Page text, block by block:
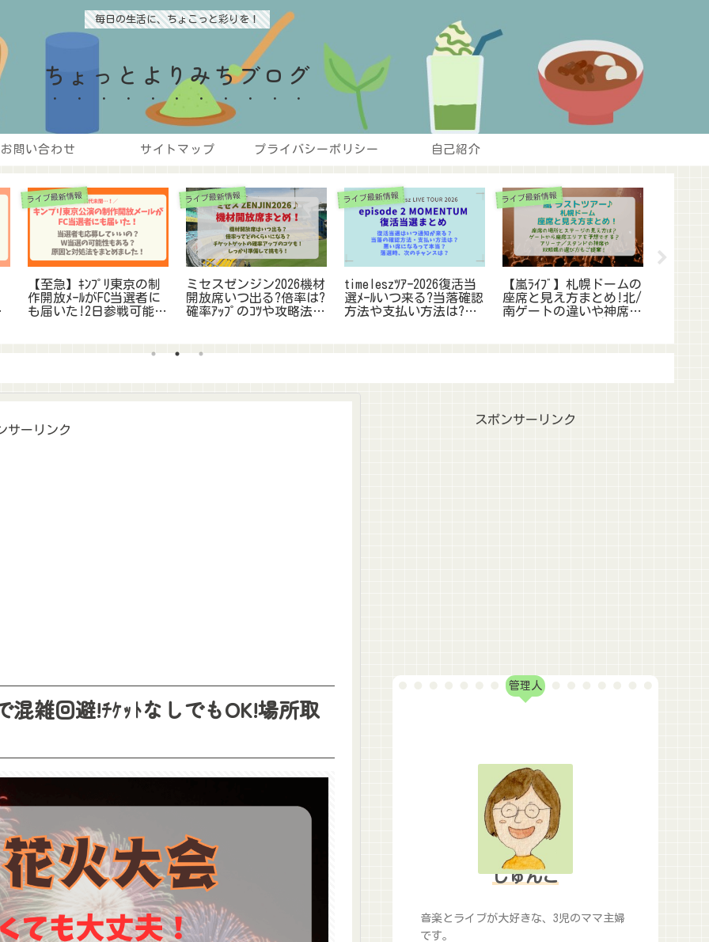
毎日の生活に、ちょこっと彩りを！
ちょっとよりみちブログ
お問い合わせ サイトマップ プライバシーポリシー 自己紹介
ライブ最新情報
【至急】ｷﾝﾌﾟﾘ東京の制
作開放ﾒｰﾙがFC当選者に
も届いた!2日参戦可能な
ライブ最新情報
ミセスゼンジン2026機材
開放席いつ出る?倍率は?
確率ｱｯﾌﾟのｺﾂや攻略法を
ライブ最新情報
timeleszﾂｱｰ2026復活当
選ﾒｰﾙいつ来る?当落確認
方法や支払い方法は?悪
ライブ最新情報
【嵐ﾗｲﾌﾞ】札幌ドームの
座席と見え方まとめ!北/
南ゲートの違いや神席の
サーリンク
混雑回避!ﾁｹｯﾄなしでもOK!場所取
スポンサーリンク
管理人
じゅんこ
音楽とライブが大好きな、3児のママ主婦
です。